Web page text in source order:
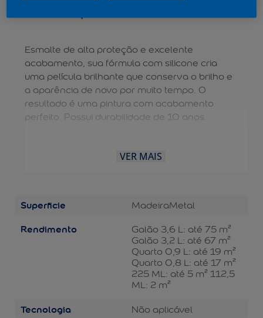
Esmalte de alta proteção e excelente
acabamento, sua fórmula com silicone cria
uma película brilhante que conserva o brilho e
a aparência de novo por muito tempo. O
resultado é uma pintura com acabamento
perfeito. Possui durabilidade de 10 anos.
VER MAIS
Superficie MadeiraMetal
Rendimento
Galão 3,6 L: até 75 m²
Galão 3,2 L: até 67 m²
Quarto 0,9 L: até 19 m²
Quarto 0,8 L: até 17 m²
225 ML: até 5 m² 112,5
ML: 2 m²
Tecnologia Não aplicável